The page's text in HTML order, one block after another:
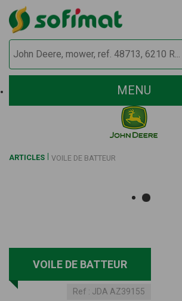
MENU
ARTICLES VOILE DE BATTEUR
VOILE DE BATTEUR
Ref : JDA AZ39155